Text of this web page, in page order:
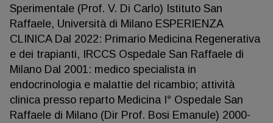
Sperimentale (Prof. V. Di Carlo) Istituto San
Raffaele, Università di Milano ESPERIENZA
CLINICA Dal 2022: Primario Medicina Regenerativa
e dei trapianti, IRCCS Ospedale San Raffaele di
Milano Dal 2001: medico specialista in
endocrinologia e malattie del ricambio; attività
clinica presso reparto Medicina I° Ospedale San
Raffaele di Milano (Dir Prof. Bosi Emanule) 2000-